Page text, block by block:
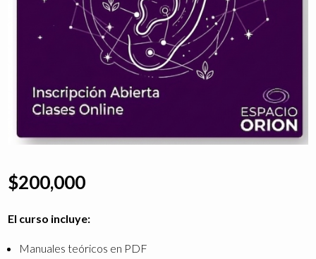
$200,000
El curso incluye:
Manuales teóricos en PDF